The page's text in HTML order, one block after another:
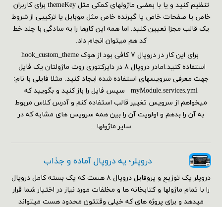
تنظیم کنید و یا با بعضی ماژولهای کمکی مثل themeKey برای کاربران
خاص یا صفحات خاص یا گیرنده خاص مثل موبایل یا ترکیبی از شروط
یک قالب مجزا تعیین کنید. اما همه این کارها را به سادگی با چند خط
کد هم می‎توان انجام داد.
برای این کار در دروپال ۷ کافی بود از هوک hook_custom_theme
استفاده کنید.امادر دروپال ۸ در دایرکتوری روت ماژولتان یک فایل
جهت معرفی سرویسهای استفاده شده ایجاد کنید. مثلا فایلی با نام:
myModule.services.yml سپس فایل را باز کنید و بگویید که
میخواهم از سرویس تغییر قالب استفاده کنم و آدرس کلاس مربوط
به آن را بدهم و اولویت آن را بین همه سرویس های مشابه که در
سایر ماژولها...
دروپلر؛ یه دروپال آماده و جذاب
دروپلر یک توزیع و پروفایل دروپال ۸ هست که یک بسته کامل دروپال
را با تمام ماژولها و کتابخانه ها و مخلفات مورد نیاز در اختیار شما قرار
میدهد و برای پروژه های که خیلی وقتتون محدود هست میتواند